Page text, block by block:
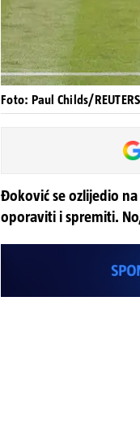
Foto: Paul Childs/REUTERS
Đoković se ozlijedio
oporaviti i spremiti.